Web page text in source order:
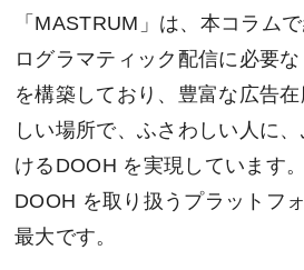
「MASTRUM」は、本コラム
ログラマティック配信に必要
を構築しており、豊富な広告
しい場所で、ふさわしい人に
けるDOOH を実現しています
DOOH を取り扱うプラットフ
最大です。